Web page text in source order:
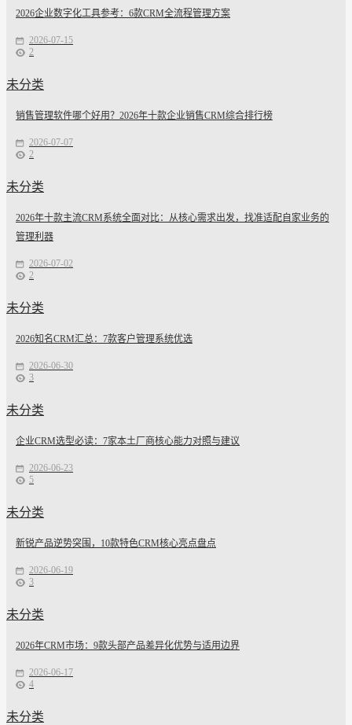
2026企业数字化工具参考：6款CRM全流程管理方案
2026-07-15
2
未分类
销售管理软件哪个好用？2026年十款企业销售CRM综合排行榜
2026-07-07
2
未分类
2026年十款主流CRM系统全面对比：从核心需求出发，找准适配自家业务的
管理利器
2026-07-02
2
未分类
2026知名CRM汇总：7款客户管理系统优选
2026-06-30
3
未分类
企业CRM选型必读：7家本土厂商核心能力对照与建议
2026-06-23
5
未分类
新锐产品逆势突围，10款特色CRM核心亮点盘点
2026-06-19
3
未分类
2026年CRM市场：9款头部产品差异化优势与适用边界
2026-06-17
4
未分类